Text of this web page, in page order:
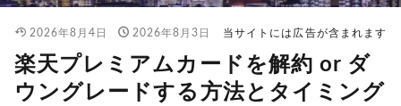
2026年8月4日 2026年8月3日 当サイトには広告が含まれます
楽天プレミアムカードを解約 or ダ
ウングレードする方法とタイミング